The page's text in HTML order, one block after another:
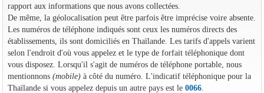
rapport aux informations que nous avons collectées.
De même, la géolocalisation peut être parfois être imprécise voire absente.
Les numéros de téléphone indiqués sont ceux les numéros directs des
établissements, ils sont domiciliés en Thaïlande. Les tarifs d'appels varient
selon l'endroit d'où vous appelez et le type de forfait téléphonique dont
vous disposez. Lorsqu'il s'agit de numéros de téléphone portable, nous
mentionnons (mobile)à côté du numéro. L'indicatif téléphonique pour la
Thaïlande si vous appelez depuis un autre pays est le 0066.